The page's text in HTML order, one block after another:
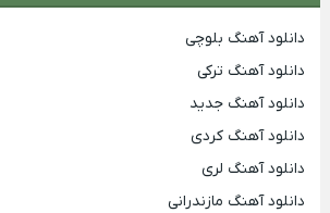
دانلود آهنگ بلوچی
دانلود آهنگ ترکی
دانلود آهنگ جدید
دانلود آهنگ کردی
دانلود آهنگ لری
دانلود آهنگ مازندرانی